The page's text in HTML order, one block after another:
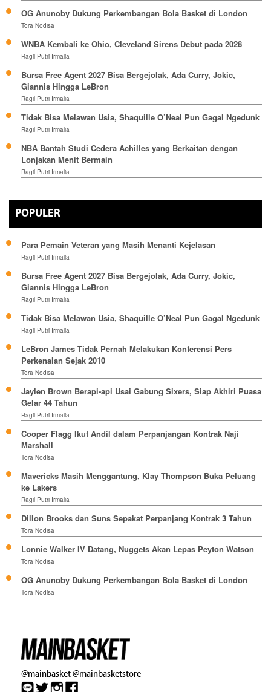
OG Anunoby Dukung Perkembangan Bola Basket di London
Tora Nodisa
WNBA Kembali ke Ohio, Cleveland Sirens Debut pada 2028
Ragil Putri Irmalia
Bursa Free Agent 2027 Bisa Bergejolak, Ada Curry, Jokic,
Giannis Hingga LeBron
Ragil Putri Irmalia
Tidak Bisa Melawan Usia, Shaquille O’Neal Pun Gagal Ngedunk
Ragil Putri Irmalia
NBA Bantah Studi Cedera Achilles yang Berkaitan dengan
Lonjakan Menit Bermain
Ragil Putri Irmalia
POPULER
Para Pemain Veteran yang Masih Menanti Kejelasan
Ragil Putri Irmalia
Bursa Free Agent 2027 Bisa Bergejolak, Ada Curry, Jokic,
Giannis Hingga LeBron
Ragil Putri Irmalia
Tidak Bisa Melawan Usia, Shaquille O’Neal Pun Gagal Ngedunk
Ragil Putri Irmalia
LeBron James Tidak Pernah Melakukan Konferensi Pers
Perkenalan Sejak 2010
Tora Nodisa
Jaylen Brown Berapi-api Usai Gabung Sixers, Siap Akhiri Puasa
Gelar 44 Tahun
Ragil Putri Irmalia
Cooper Flagg Ikut Andil dalam Perpanjangan Kontrak Naji
Marshall
Tora Nodisa
Mavericks Masih Menggantung, Klay Thompson Buka Peluang
ke Lakers
Ragil Putri Irmalia
Dillon Brooks dan Suns Sepakat Perpanjang Kontrak 3 Tahun
Tora Nodisa
Lonnie Walker IV Datang, Nuggets Akan Lepas Peyton Watson
Tora Nodisa
OG Anunoby Dukung Perkembangan Bola Basket di London
Tora Nodisa
@mainbasket@mainbasketstore